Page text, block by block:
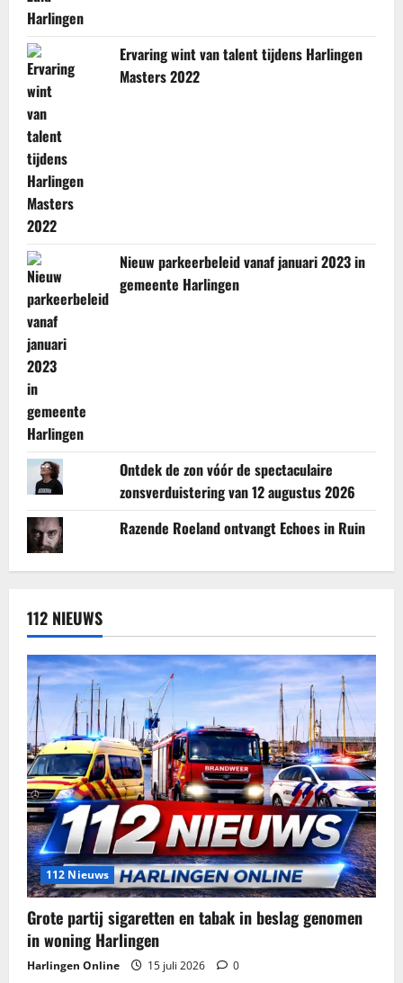
Ervaring wint van talent tijdens Harlingen
Masters 2022
Nieuw parkeerbeleid vanaf januari 2023 in
gemeente Harlingen
Ontdek de zon vóór de spectaculaire
zonsverduistering van 12 augustus 2026
Razende Roeland ontvangt Echoes in Ruin
112 NIEUWS
112 Nieuws
Grote partij sigaretten en tabak in beslag genomen
in woning Harlingen
Harlingen Online 15 juli 2026 0